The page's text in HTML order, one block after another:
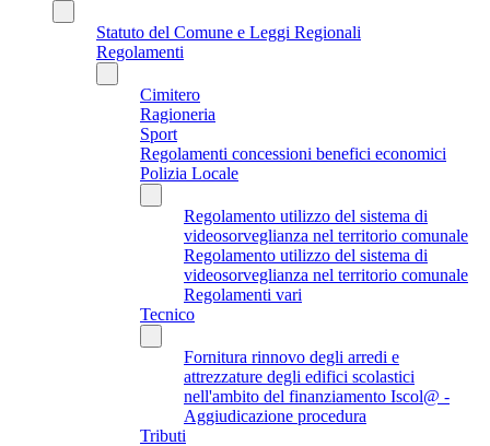
Statuto del Comune e Leggi Regionali
Regolamenti
Cimitero
Ragioneria
Sport
Regolamenti concessioni benefici economici
Polizia Locale
Regolamento utilizzo del sistema di
videosorveglianza nel territorio comunale
Regolamento utilizzo del sistema di
videosorveglianza nel territorio comunale
Regolamenti vari
Tecnico
Fornitura rinnovo degli arredi e
attrezzature degli edifici scolastici
nell'ambito del finanziamento Iscol@ -
Aggiudicazione procedura
Tributi